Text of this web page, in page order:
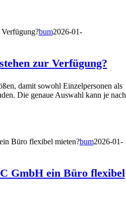
bum2026-01-
zur Verfügung?
damit sowohl Einzelpersonen als
Die genaue Auswahl kann je nach
Büro flexibel mieten?bum2026-01-
GmbH ein Büro flexibel